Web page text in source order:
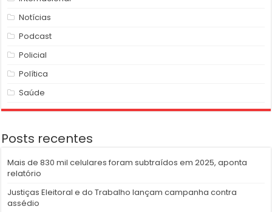
Notícias
Podcast
Policial
Política
Saúde
Posts recentes
Mais de 830 mil celulares foram subtraídos em 2025, aponta
relatório
Justiças Eleitoral e do Trabalho lançam campanha contra
assédio